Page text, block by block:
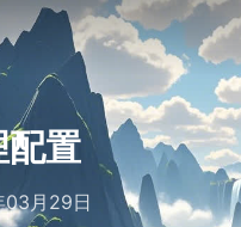
首页
文章
友链
配置
月29日